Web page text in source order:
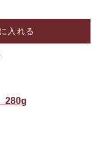
入れる
280g